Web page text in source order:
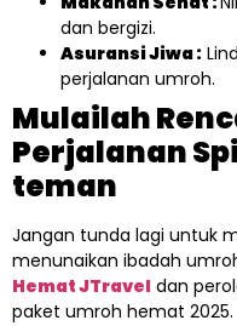
dan bergizi.
Asuransi Jiwa :
perjalanan umroh.
Mulailah
Perjalanan
teman
Jangan tunda lagi untuk
menunaikan ibadah
Hemat JTravel dan
paket umroh hemat 2025.